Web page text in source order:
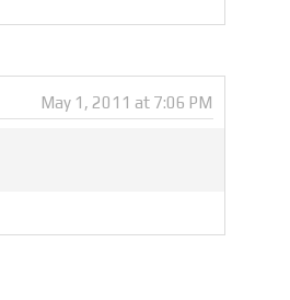
May 1, 2011 at 7:06 PM